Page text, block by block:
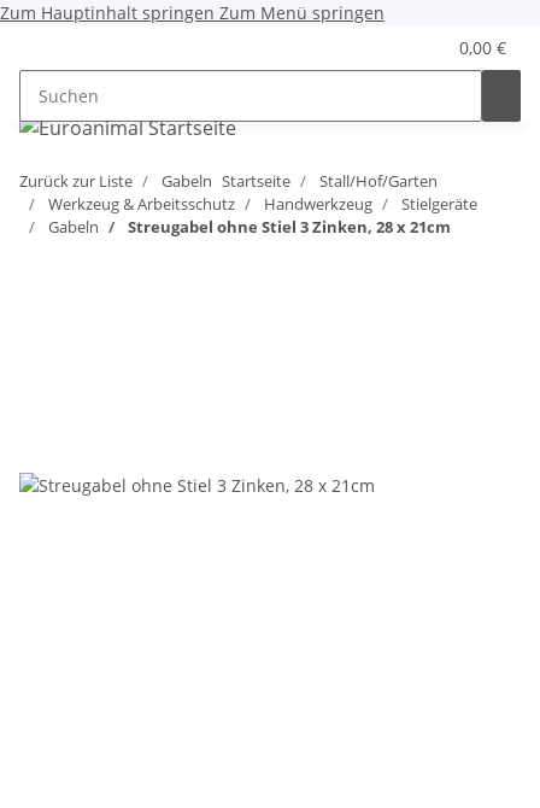
Zum Hauptinhalt springen Zum Menü springen
0,00 €
Zurück zur Liste Gabeln Startseite
Stall/Hof/Garten
Werkzeug & Arbeitsschutz
Handwerkzeug
Stielgeräte
Gabeln
Streugabel ohne Stiel 3 Zinken, 28 x 21cm